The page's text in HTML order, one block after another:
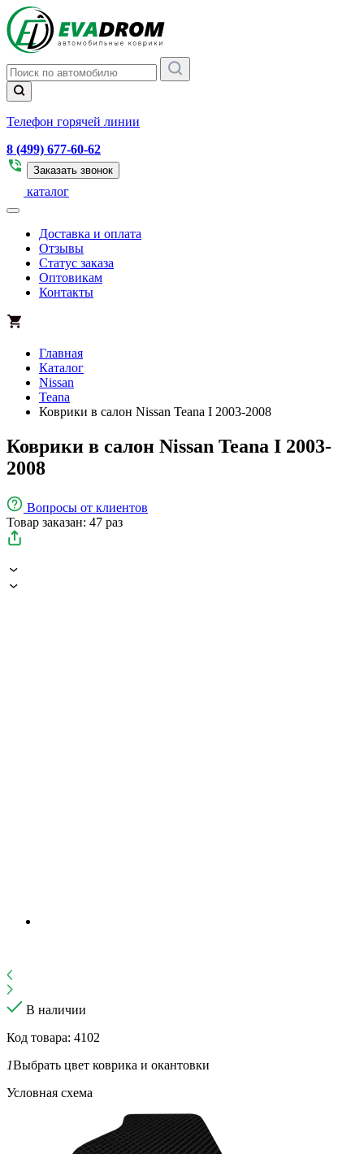
Телефон горячей линии
8 (499) 677-60-62
Заказать звонок
каталог
Доставка и оплата
Отзывы
Статус заказа
Оптовикам
Контакты
Главная
Каталог
Nissan
Teana
Коврики в салон Nissan Teana I 2003-2008
Коврики в салон Nissan Teana I 2003-
2008
Вопросы от клиентов
Товар заказан: 47 раз
В наличии
Код товара: 4102
1Выбрать цвет коврика и окантовки
Условная схема